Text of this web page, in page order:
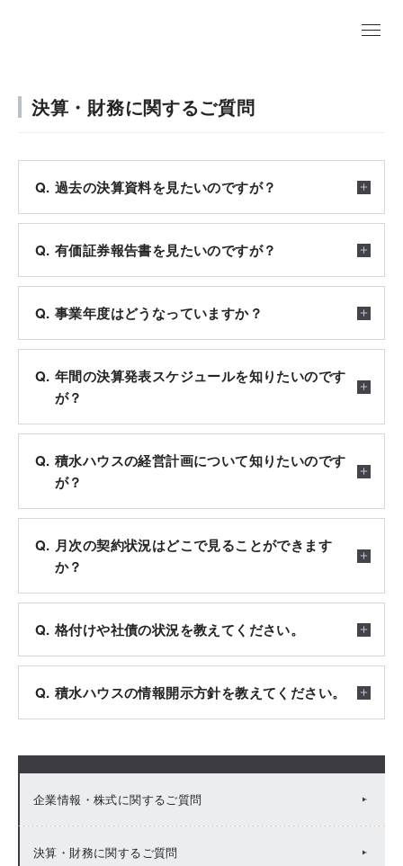
決算・財務に関するご質問
過去の決算資料を見たいのですが？
有価証券報告書を見たいのですが？
事業年度はどうなっていますか？
年間の決算発表スケジュールを知りたいのです
が？
積水ハウスの経営計画について知りたいのです
が？
月次の契約状況はどこで見ることができます
か？
格付けや社債の状況を教えてください。
積水ハウスの情報開示方針を教えてください。
企業情報・株式に関するご質問
決算・財務に関するご質問